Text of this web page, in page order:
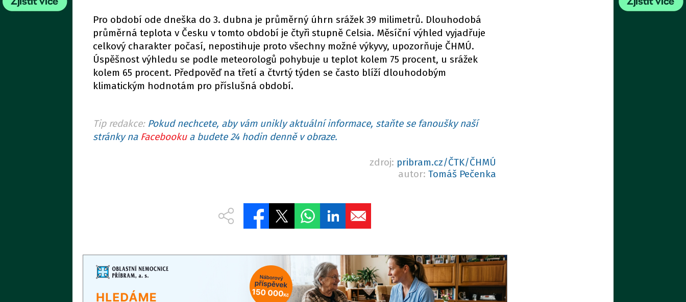
Pro období ode dneška do 3. dubna je průměrný úhrn srážek 39 milimetrů. Dlouhodobá
průměrná teplota v Česku v tomto období je čtyři stupně Celsia. Měsíční výhled vyjadřuje
celkový charakter počasí, nepostihuje proto všechny možné výkyvy, upozorňuje ČHMÚ.
Úspěšnost výhledu se podle meteorologů pohybuje u teplot kolem 75 procent, u srážek
kolem 65 procent. Předpověď na třetí a čtvrtý týden se často blíží dlouhodobým
klimatickým hodnotám pro příslušná období.
Tip redakce: Pokud nechcete, aby vám unikly aktuální informace, staňte se fanoušky naší
stránky na Facebookua budete 24 hodin denně v obraze.
zdroj: pribram.cz/ČTK/ČHMÚ
autor: Tomáš Pečenka